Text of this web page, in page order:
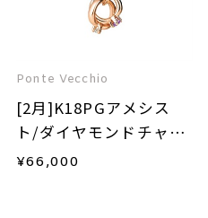
Ponte Vecchio
[2月]K18PGアメシス
ト/ダイヤモンドチャー
ム
¥66,000